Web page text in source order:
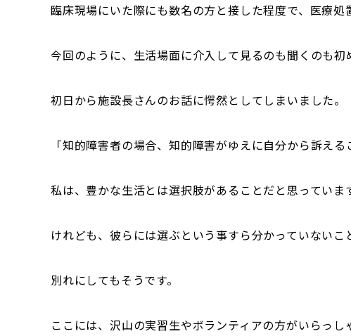
臨床現場にいた際にも数名の方と接した程度で、医療処
今回のように、生活場面に介入して見るのも聞くのも初
初日から施設長さんのお話に愕然としてしまいました。
「知的障害者の場合、知的障害がゆえに自分から訴える
私は、豊かな生活とは選択肢があることだと思っていま
けれども、彼らには選ぶという事すら分かっていないこ
別れにしてもそうです。
ここには、沢山の実習生やボランティアの方がいらっ